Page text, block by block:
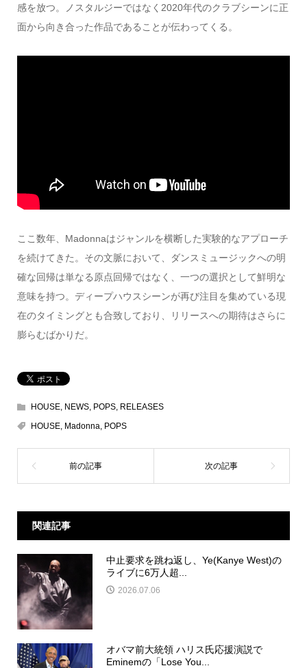
感を放つ。ノスタルジーではなく2020年代のクラブシーンに正
面から向き合った作品であることが伝わってくる。
ここ数年、Madonnaはジャンルを横断した実験的なアプローチ
を続けてきた。その文脈において、ダンスミュージックへの明
確な回帰は単なる原点回帰ではなく、一つの選択として鮮明な
意味を持つ。ディープハウスシーンが再び注目を集めている現
在のタイミングとも合致しており、リリースへの期待はさらに
膨らむばかりだ。
HOUSE, NEWS, POPS, RELEASES
HOUSE, Madonna POPS
関連記事
中止要求を跳ね返し、Ye(Kanye West)の
ライブに6万人超...
2026.07.06
オバマ前大統領 ハリス氏応援演説で
Eminemの「Lose You...